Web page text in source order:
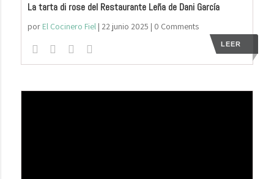
La tarta di rose del Restaurante Leña de Dani García
por El Cocinero Fiel| 22 junio 2025 | 0 Comments
LEER